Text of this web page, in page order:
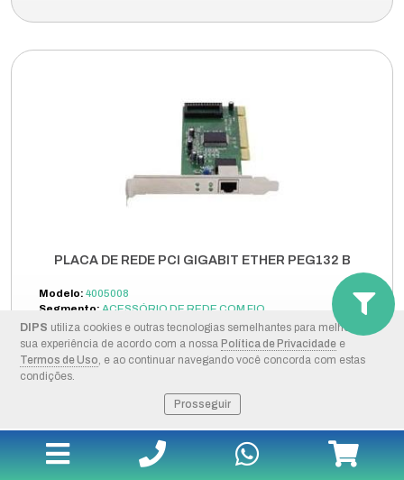
DIPS utiliza cookies e outras tecnologias semelhantes para melhorar a
sua experiência de acordo com a nossa Política de Privacidade e
Termos de Uso, e ao continuar navegando você concorda com estas
condições.
Prosseguir
PLACA DE REDE PCI GIGABIT ETHER PEG132 B
Modelo: 4005008
Segmento: ACESSÓRIO DE REDE COM FIO
Fabricante: INTELBRAS
+ DETALHES
COMPRAR PELO WHATSAPP
ORÇAMENTO POR E-MAIL